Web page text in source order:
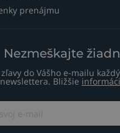
prenájmu
Nezmeškajte
do Vášho e-mailu
Bližšie